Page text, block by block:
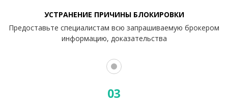
УСТРАНЕНИЕ ПРИЧИНЫ БЛОКИРОВКИ
Предоставьте специалистам всю запрашиваемую брокером
информацию, доказательства
03